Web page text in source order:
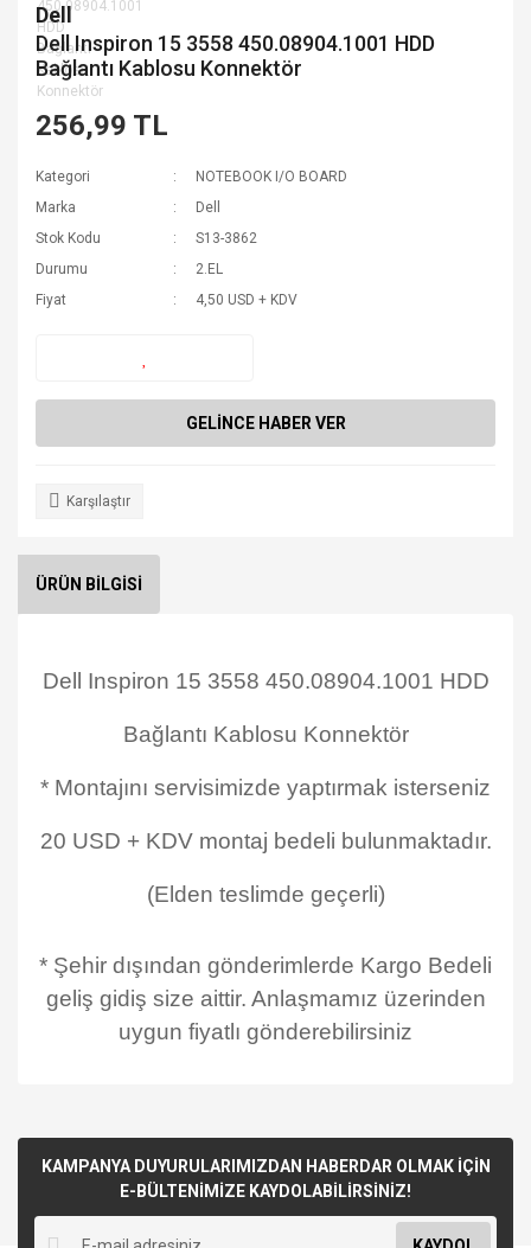
Dell
Dell Inspiron 15 3558 450.08904.1001 HDD
Bağlantı Kablosu Konnektör
256,99 TL
Kategori
NOTEBOOK I/O BOARD
Marka
Dell
Stok Kodu
S13-3862
Durumu
2.EL
Fiyat
4,50 USD + KDV
GELİNCE HABER VER
Karşılaştır
ÜRÜN BİLGİSİ
Dell Inspiron 15 3558 450.08904.1001 HDD
Bağlantı Kablosu Konnektör
* Montajını servisimizde yaptırmak isterseniz
20 USD + KDV montaj bedeli bulunmaktadır.
(Elden teslimde geçerli)
* Şehir dışından gönderimlerde Kargo Bedeli
geliş gidiş size aittir. Anlaşmamız üzerinden
uygun fiyatlı gönderebilirsiniz
KAMPANYA DUYURULARIMIZDAN HABERDAR OLMAK İÇİN
E-BÜLTENİMİZE KAYDOLABİLİRSİNİZ!